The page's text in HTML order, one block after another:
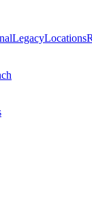
LegacyLocations